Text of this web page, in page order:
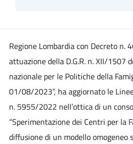
Regione Lombardia con Decreto
attuazione della D.G.R. n. XII/1507
nazionale per le Politiche della
01/08/2023”, ha aggiornato le
n. 5955/2022 nell’ottica di un
“Sperimentazione dei Centri per la
diffusione di un modello